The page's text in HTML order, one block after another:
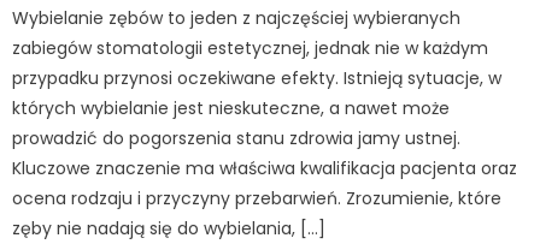
Wybielanie zębów to jeden z najczęściej wybieranych
zabiegów stomatologii estetycznej, jednak nie w każdym
przypadku przynosi oczekiwane efekty. Istnieją sytuacje, w
których wybielanie jest nieskuteczne, a nawet może
prowadzić do pogorszenia stanu zdrowia jamy ustnej.
Kluczowe znaczenie ma właściwa kwalifikacja pacjenta oraz
ocena rodzaju i przyczyny przebarwień. Zrozumienie, które
zęby nie nadają się do wybielania, […]